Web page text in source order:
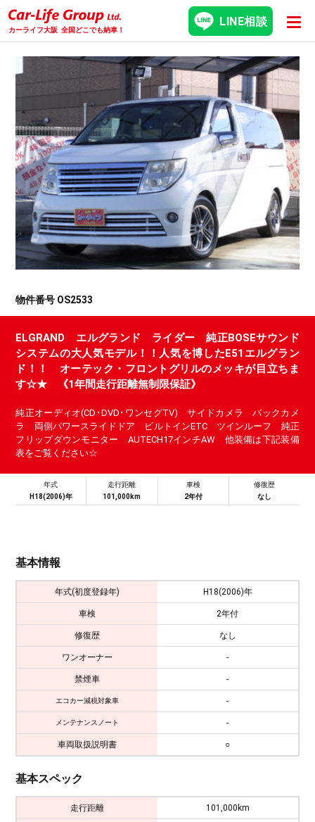
カーライフ大阪 全国どこでも納車！
LINE相談
物件番号 OS2533
ELGRAND エルグランド ライダー 純正BOSEサウンド
システムの大人気モデル！！人気を博したE51エルグラン
ド！！ オーテック・フロントグリルのメッキが目立ちま
す☆★ 《1年間走行距離無制限保証》
純正オーディオ(CD･DVD･ワンセグTV) サイドカメラ バックカメ
ラ 両側パワースライドドア ビルトインETC ツインルーフ 純正
フリップダウンモニター AUTECH17インチAW 他装備は下記装備
表をご覧ください☆
年式
H18(2006)年
走行距離
101,000km
車検
2年付
修復歴
なし
基本情報
年式(初度登録年) H18(2006)年
車検 2年付
修復歴 なし
ワンオーナー -
禁煙車 -
エコカー減税対象車 -
メンテナンスノート -
車両取扱説明書 ○
基本スペック
走行距離 101,000km